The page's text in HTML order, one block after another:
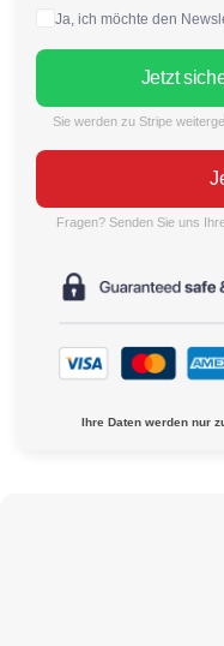
Ja, ich möchte den
Jetzt
Sie werden zu Stripe
Fragen? Senden Sie uns
Ihre Daten werden nur